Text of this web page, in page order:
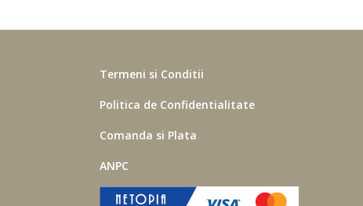
Termeni si Conditii
Politica de Confidentialitate
Comanda si Plata
ANPC